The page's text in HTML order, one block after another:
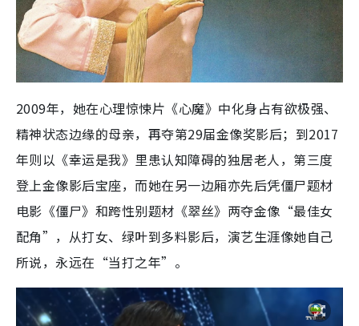
2009年，她在心理惊悚片《心魔》中化身占有欲极强、
精神状态边缘的母亲，再夺第29届金像奖影后；到2017
年则以《幸运是我》里患认知障碍的独居老人，第三度
登上金像影后宝座，而她在另一边厢亦先后凭僵尸题材
电影《僵尸》和跨性别题材《翠丝》两夺金像“最佳女
配角”，从打女、绿叶到多料影后，演艺生涯像她自己
所说，永远在“当打之年”。